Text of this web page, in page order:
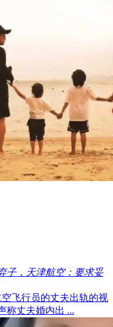
子，天津航空：要求妥
飞行员的丈夫出轨的视
称丈夫婚内出 ...